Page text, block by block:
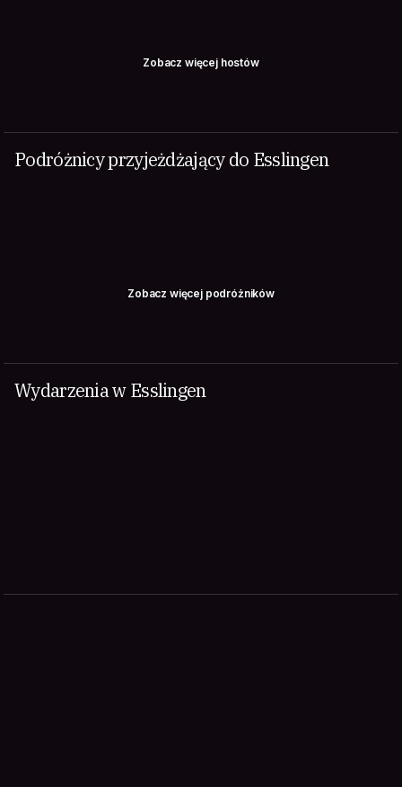
Zobacz więcej hostów
Podróżnicy przyjeżdżający do Esslingen
Zobacz więcej podróżników
Wydarzenia w Esslingen